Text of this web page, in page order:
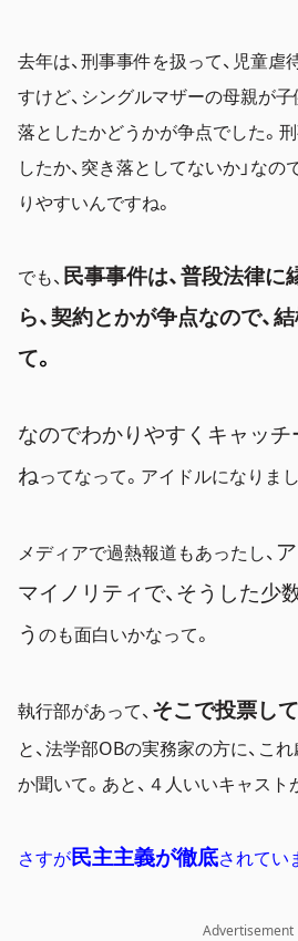
去年は、刑事事件を扱って、児童
すけど、シングルマザーの母親が
落としたかどうかが争点でした。刑
したか、突き落としてないか」なの
りやすいんですね。
でも、 民事事件は、普段法律
ら、契約とかが争点なので、
て。
なのでわかりやすくキャッ
ねってなって。アイドルになりまし
メディアで過熱報道もあったし、
マイノリティで、そうした少
う のも面白いかなって。
執行部があって、 そこで投票し
と、法学部OBの実務家の方に、こ
か聞いて。あと、４人いいキャスト
さすが民主主義が徹底されてい
Advertisement